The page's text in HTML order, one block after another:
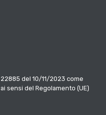
del 10/11/2023 come
sensi del Regolamento (UE)